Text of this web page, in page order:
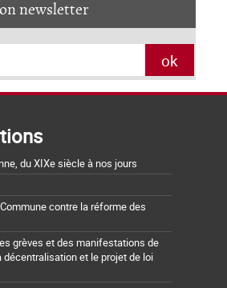
newsletter
du XIXe siècle à nos jours
contre la réforme des
grèves et des manifestations de
et le projet de loi